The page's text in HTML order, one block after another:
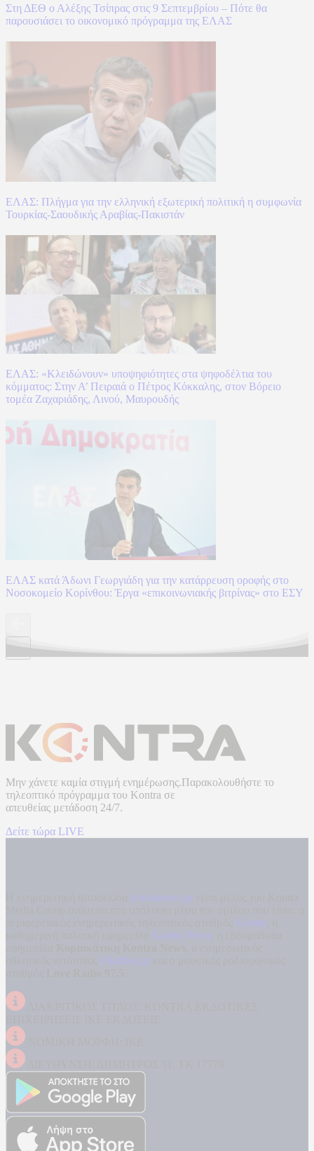
Στη ΔΕΘ ο Αλέξης Τσίπρας στις 9 Σεπτεμβρίου – Πότε θα
παρουσιάσει το οικονομικό πρόγραμμα της ΕΛΑΣ
ΕΛΑΣ: Πλήγμα για την ελληνική εξωτερική πολιτική η συμφωνία
Τουρκίας-Σαουδικής Αραβίας-Πακιστάν
ΕΛΑΣ: «Κλειδώνουν» υποψηφιότητες στα ψηφοδέλτια του
κόμματος: Στην Α’ Πειραιά ο Πέτρος Κόκκαλης, στον Βόρειο
τομέα Ζαχαριάδης, Λινού, Μαυρουδής
ΕΛΑΣ κατά Άδωνι Γεωργιάδη για την κατάρρευση οροφής στο
Νοσοκομείο Κορίνθου: Έργα «επικοινωνιακής βιτρίνας» στο ΕΣΥ
Μην χάνετε καμία στιγμή ενημέρωσης.Παρακολουθήστε το
τηλεοπτικό πρόγραμμα του Kontra σε
απευθείας μετάδοση 24/7.
Δείτε τώρα LIVE
kontranews.gr
Kontra
Kontra News
Filathlos.gr